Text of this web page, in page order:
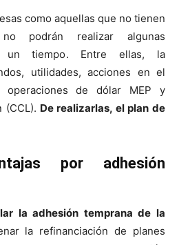
como aquellas que no tienen
podrán realizar algunas
un tiempo. Entre ellas, la
utilidades, acciones en el
operaciones de dólar MEP y
(CCL). De realizarlas, el plan de
por adhesión
la adhesión temprana de la
la refinanciación de planes